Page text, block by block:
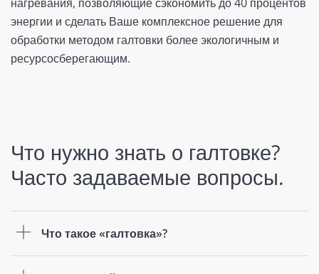
энергии и сделать Ваше комплексное решение для
обработки методом галтовки более экологичным и
ресурсосберегающим.
Что нужно знать о галтовке?
Часто задаваемые вопросы.
Что такое «галтовка»?